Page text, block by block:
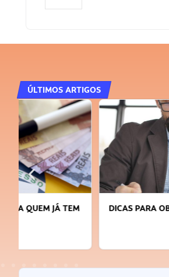
ÚLTIMOS ARTIGOS
DICAS PARA OBTER CRÉDITO